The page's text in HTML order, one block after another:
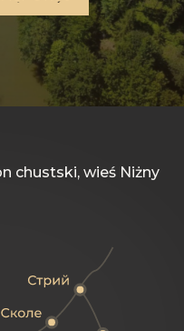
chustski, wieś Niżny